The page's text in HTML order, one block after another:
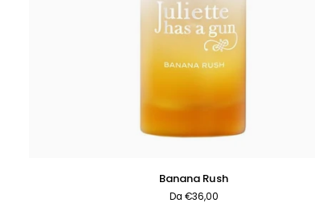
AGGIUNTA RAPIDA
Banana Rush
Da €36,00